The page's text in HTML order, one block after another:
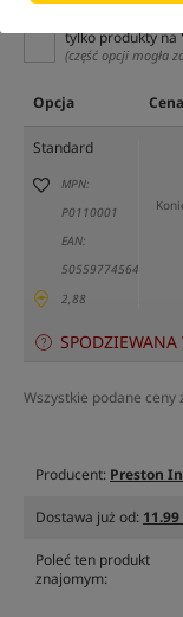
tylko produkty na
(część opcji mogła
Opcja
Standard
MPN:
P0110001
EAN:
5055977456447
2,88
SPODZIEWANA
Wszystkie podane ceny
Producent: Preston
Dostawa już od:
Poleć ten produkt
znajomym: